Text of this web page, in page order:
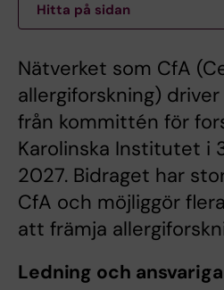
Hitta på sidan
Nätverket som CfA
allergiforskning)
från kommittén för
Karolinska Institutet i
2027. Bidraget har
CfA och möjliggör
att främja
Ledning och ansvariga